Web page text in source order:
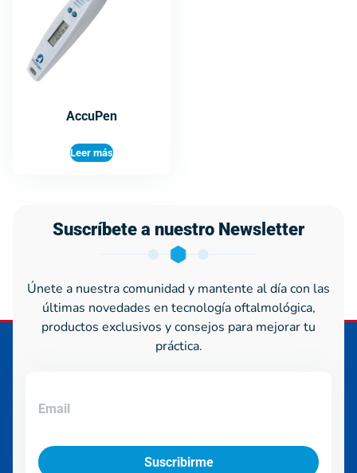
AccuPen
Leer más
Suscríbete a nuestro Newsletter
Únete a nuestra comunidad y mantente al día con las
últimas novedades en tecnología oftalmológica,
productos exclusivos y consejos para mejorar tu
práctica.
Suscribirme